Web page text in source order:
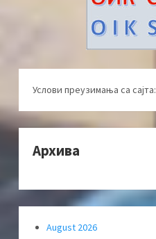
Услови преузимања са сајта:
Архива
August 2026